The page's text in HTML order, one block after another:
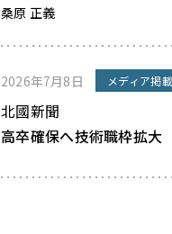
桑原 正義
2026年7月8日 メディア掲
北國新聞
高卒確保へ技術職枠拡